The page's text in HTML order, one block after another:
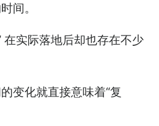
间。
在实际落地后却也存在不少
变化就直接意味着“复